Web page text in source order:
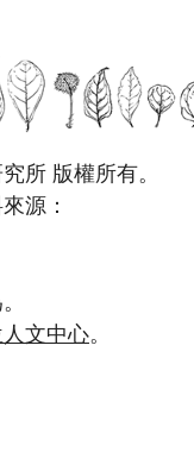
所 版權所有。
源：
人文中心。